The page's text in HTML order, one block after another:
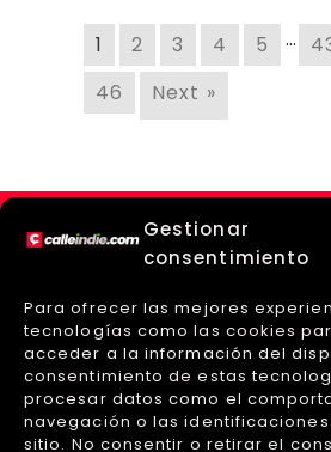
Gestionar
consentimiento
Para ofrecer las mejores
tecnologías como las cookies
acceder a la información del
consentimiento de estas
procesar datos como el
navegación o las
sitio. No consentir o retirar el
1 2 3 4 5 …
46
Next »